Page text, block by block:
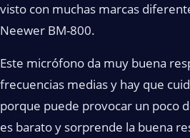
visto con muchas marcas
Neewer BM-800.
Este micrófono da muy buena
frecuencias medias y hay que
porque puede provocar un poco
es barato y sorprende la buena